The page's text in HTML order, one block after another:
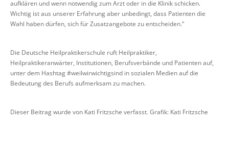
aufklären und wenn notwendig zum Arzt oder in die Klinik schicken.
Wichtig ist aus unserer Erfahrung aber unbedingt, dass Patienten die
Wahl haben dürfen, sich für Zusatzangebote zu entscheiden.“
Die Deutsche Heilpraktikerschule ruft Heilpraktiker,
Heilpraktikeranwärter, Institutionen, Berufsverbände und Patienten auf,
unter dem Hashtag #weilwirwichtigsind in sozialen Medien auf die
Bedeutung des Berufs aufmerksam zu machen.
Dieser Beitrag wurde von Kati Fritzsche verfasst. Grafik: Kati Fritzsche